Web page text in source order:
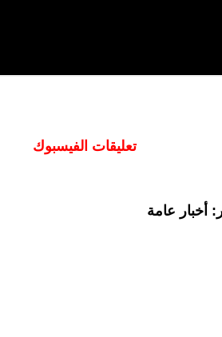
تعليقات الفيسبوك
أخبار عامة